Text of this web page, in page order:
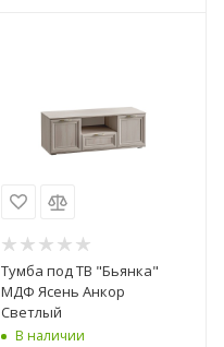
Тумба под ТВ "Бьянка"
МДФ Ясень Анкор
Светлый
В наличии